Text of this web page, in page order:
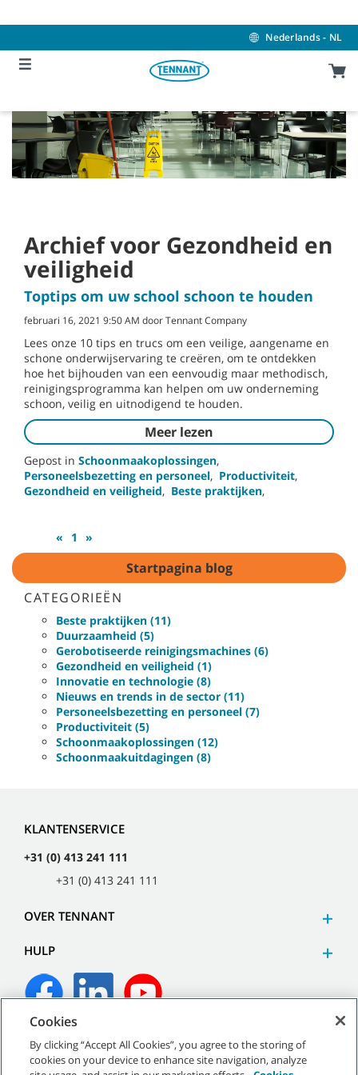
to
to
menu
Nederlands - NL
Archief voor Gezondheid en
veiligheid
Toptips om uw school schoon te houden
februari 16, 2021 9:50 AM door Tennant Company
Lees onze 10 tips en trucs om een veilige, aangename en
schone onderwijservaring te creëren, om te ontdekken
hoe het bijhouden van een eenvoudig maar methodisch,
reinigingsprogramma kan helpen om uw onderneming
schoon, veilig en uitnodigend te houden.
Meer lezen
Gepost in Schoonmaakoplossingen,
Personeelsbezetting en personeel, Productiviteit,
Gezondheid en veiligheid, Beste praktijken,
« 1 »
Startpagina blog
CATEGORIEËN
Beste praktijken (11)
Duurzaamheid (5)
Gerobotiseerde reinigingsmachines (6)
Gezondheid en veiligheid (1)
Innovatie en technologie (8)
Nieuws en trends in de sector (11)
Personeelsbezetting en personeel (7)
Productiviteit (5)
Schoonmaakoplossingen (12)
Schoonmaakuitdagingen (8)
KLANTENSERVICE
+31 (0) 413 241 111
+31 (0) 413 241 111
OVER TENNANT
HULP
©2026Tennant Company. Alle rechten voorbehouden.
Cookies
By clicking “Accept All Cookies”, you agree to the storing of
cookies on your device to enhance site navigation, analyze